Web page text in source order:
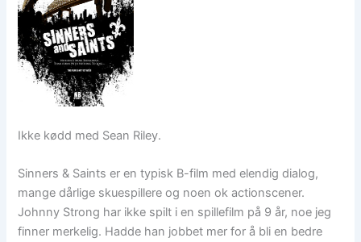
Ikke kødd med Sean Riley.
Sinners & Saints er en typisk B-film med elendig dialog,
mange dårlige skuespillere og noen ok actionscener.
Johnny Strong har ikke spilt i en spillefilm på 9 år, noe jeg
finner merkelig. Hadde han jobbet mer for å bli en bedre